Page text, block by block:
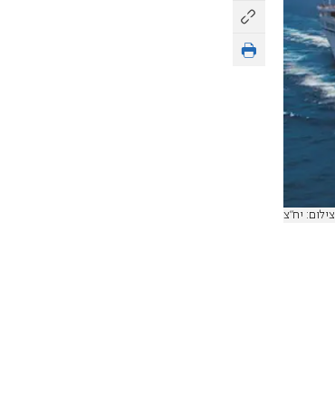
צילום: יח"צ